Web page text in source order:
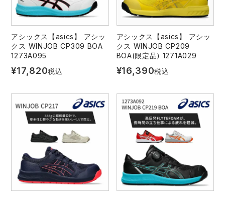
ニット
ファン付きウェア
カジュアル
中塚被服 イーブンリバー
スターライト工業 東洋物産工業
弘進ゴム 藤井電工
福山ゴム工業 ビッグボーン商事株式会社
アシックス【asics】 アシッ
クス WINJOB CP309 BOA
1273A095
¥17,820税込
アシックス【asics】 アシッ
クス WINJOB CP209
BOA(限定品) 1271A029
¥16,390税込